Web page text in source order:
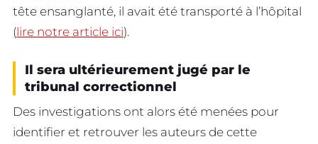
tête ensanglanté, il avait été transporté à l’hôpital
(lire notre article ici).
Il sera ultérieurement jugé par le
tribunal correctionnel
Des investigations ont alors été menées pour
identifier et retrouver les auteurs de cette